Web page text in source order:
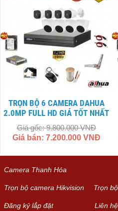
TRỌN BỘ 6 CAMERA DAHUA
2.0MP FULL HD GIÁ TỐT NHẤT
Giá gốc: 9.800.000 VNĐ
Giá bán: 7.200.000 VNĐ
Camera Thanh Hóa
Trọn bộ camera Hikvision Trọn
Đăng ký lắp đặt Liên hệ